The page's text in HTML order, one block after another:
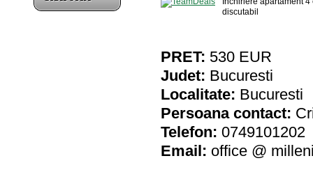
discutabil
PRET: 530 EUR
Judet: Bucuresti
Localitate: Bucuresti
Persoana contact:
Telefon: 0749101202
Email: office @